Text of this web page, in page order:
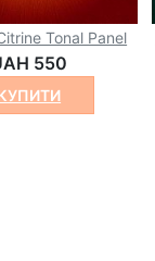
Tonal Panel
550